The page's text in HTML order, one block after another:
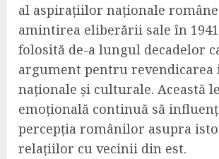
al aspirațiilor naționale
amintirea eliberării sale în
folosită de-a lungul decadelor
argument pentru
naționale și culturale. Această
emoțională continuă să
percepția românilor asupra
relațiilor cu vecinii din est.